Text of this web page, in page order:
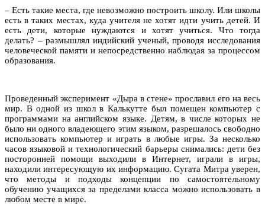
– Есть такие места, где невозможно построить школу. Или школы
есть в таких местах, куда учителя не хотят идти учить детей. И
есть дети, которые нуждаются и хотят учиться. Что тогда
делать? – размышлял индийский ученый, проводя исследования
человеческой памяти и непосредственно наблюдая за процессом
образования.
Проведенный эксперимент «Дыра в стене» прославил его на весь
мир. В одной из школ в Калькутте был помещен компьютер с
программами на английском языке. Детям, в числе которых не
было ни одного владеющего этим языком, разрешалось свободно
использовать компьютер и играть в любые игры. За несколько
часов языковой и технологический барьеры снимались: дети без
посторонней помощи выходили в Интернет, играли в игры,
находили интересующую их информацию. Сугата Митра уверен,
что методы и подходы концепции по самостоятельному
обучению учащихся за пределами класса можно использовать в
любом месте в мире.